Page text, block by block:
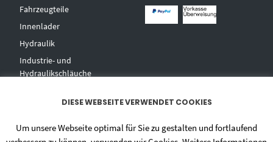
Fahrzeugteile
Innenlader
Hydraulik
Industrie- und
Hydraulikschläuche
Zentralschmierungen
Hochdruckwaschgeräte und
DIESE WEBSEITE VERWENDET COOKIES
Um unsere Webseite optimal für Sie zu gestalten und fortlaufend